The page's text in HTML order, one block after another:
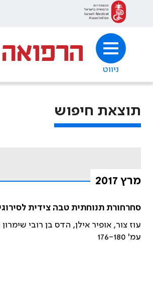
ניווט
תוצאת חיפוש
מרץ 2017
סחרחורת תנוחתית טבה צידית
עוז צור, אופיר אילן, הדס בן רובי שימרון
עמ' 176-180